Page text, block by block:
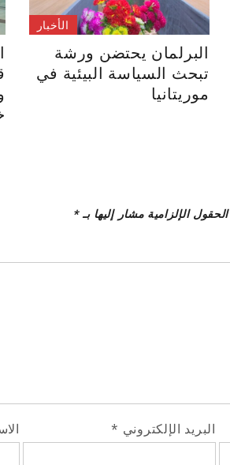
الأخبار
البرلمان يحتضن ورشة
تبحث السياسة البيئية في
موريتانيا
الحقول الإلزامية مشار إليها بـ*
البريد الإلكتروني *